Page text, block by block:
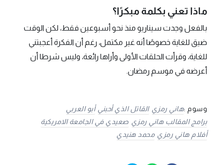
ماذا تعني بكلمة مبكرًا؟
بالفعل وجدت سيناريو منذ نحو أسبوعين فقط، لكن الوقت
ضيق للغاية خصوصًا أنه غير مكتمل، رغم أن الفكرة أعجبتني
للغاية، وقرأت الحلقات الأولى وأراها رائعة، وليس شرطا أن
أعرضه في موسم رمضان.
وسوم :هاني رمزي القاتل الذي أحبني أبو العربي
برامج المقالب هاني رمزي صعيدي في الجامعة الامريكية
أفلام هاني رمزي محمد هنيدي